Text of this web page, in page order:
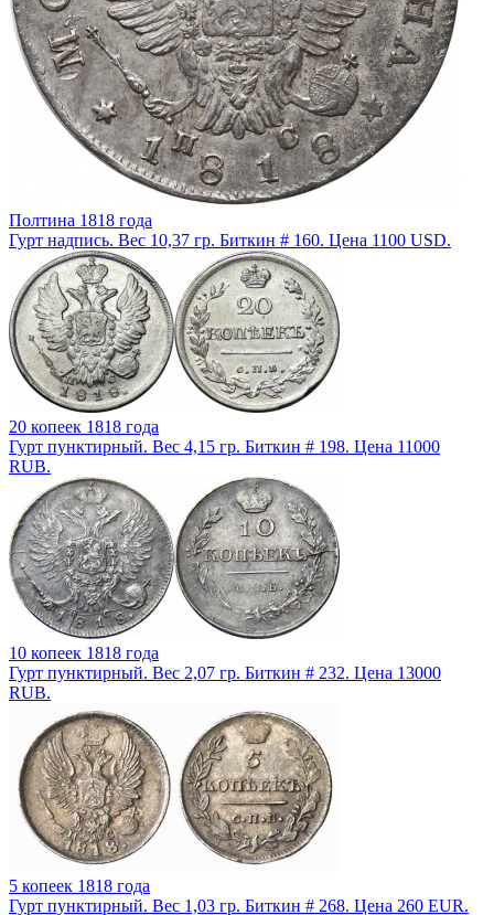
Полтина 1818 года
Гурт надпись. Вес 10,37 гр. Биткин # 160. Цена 1100 USD.
20 копеек 1818 года
Гурт пунктирный. Вес 4,15 гр. Биткин # 198. Цена 11000
RUB.
10 копеек 1818 года
Гурт пунктирный. Вес 2,07 гр. Биткин # 232. Цена 13000
RUB.
5 копеек 1818 года
Гурт пунктирный. Вес 1,03 гр. Биткин # 268. Цена 260 EUR.